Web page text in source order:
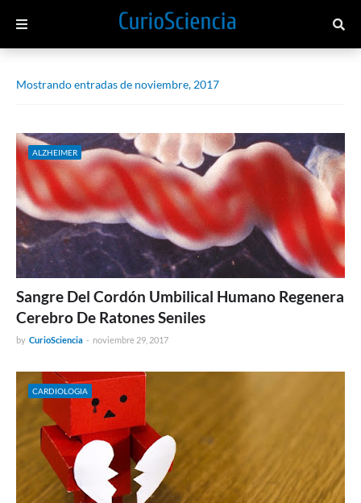
Mostrando entradas de noviembre, 2017
ALZHEIMER
Sangre Del Cordón Umbilical Humano Regenera
Cerebro De Ratones Seniles
by CurioSciencia - noviembre 29, 2017
CARDIOLOGIA